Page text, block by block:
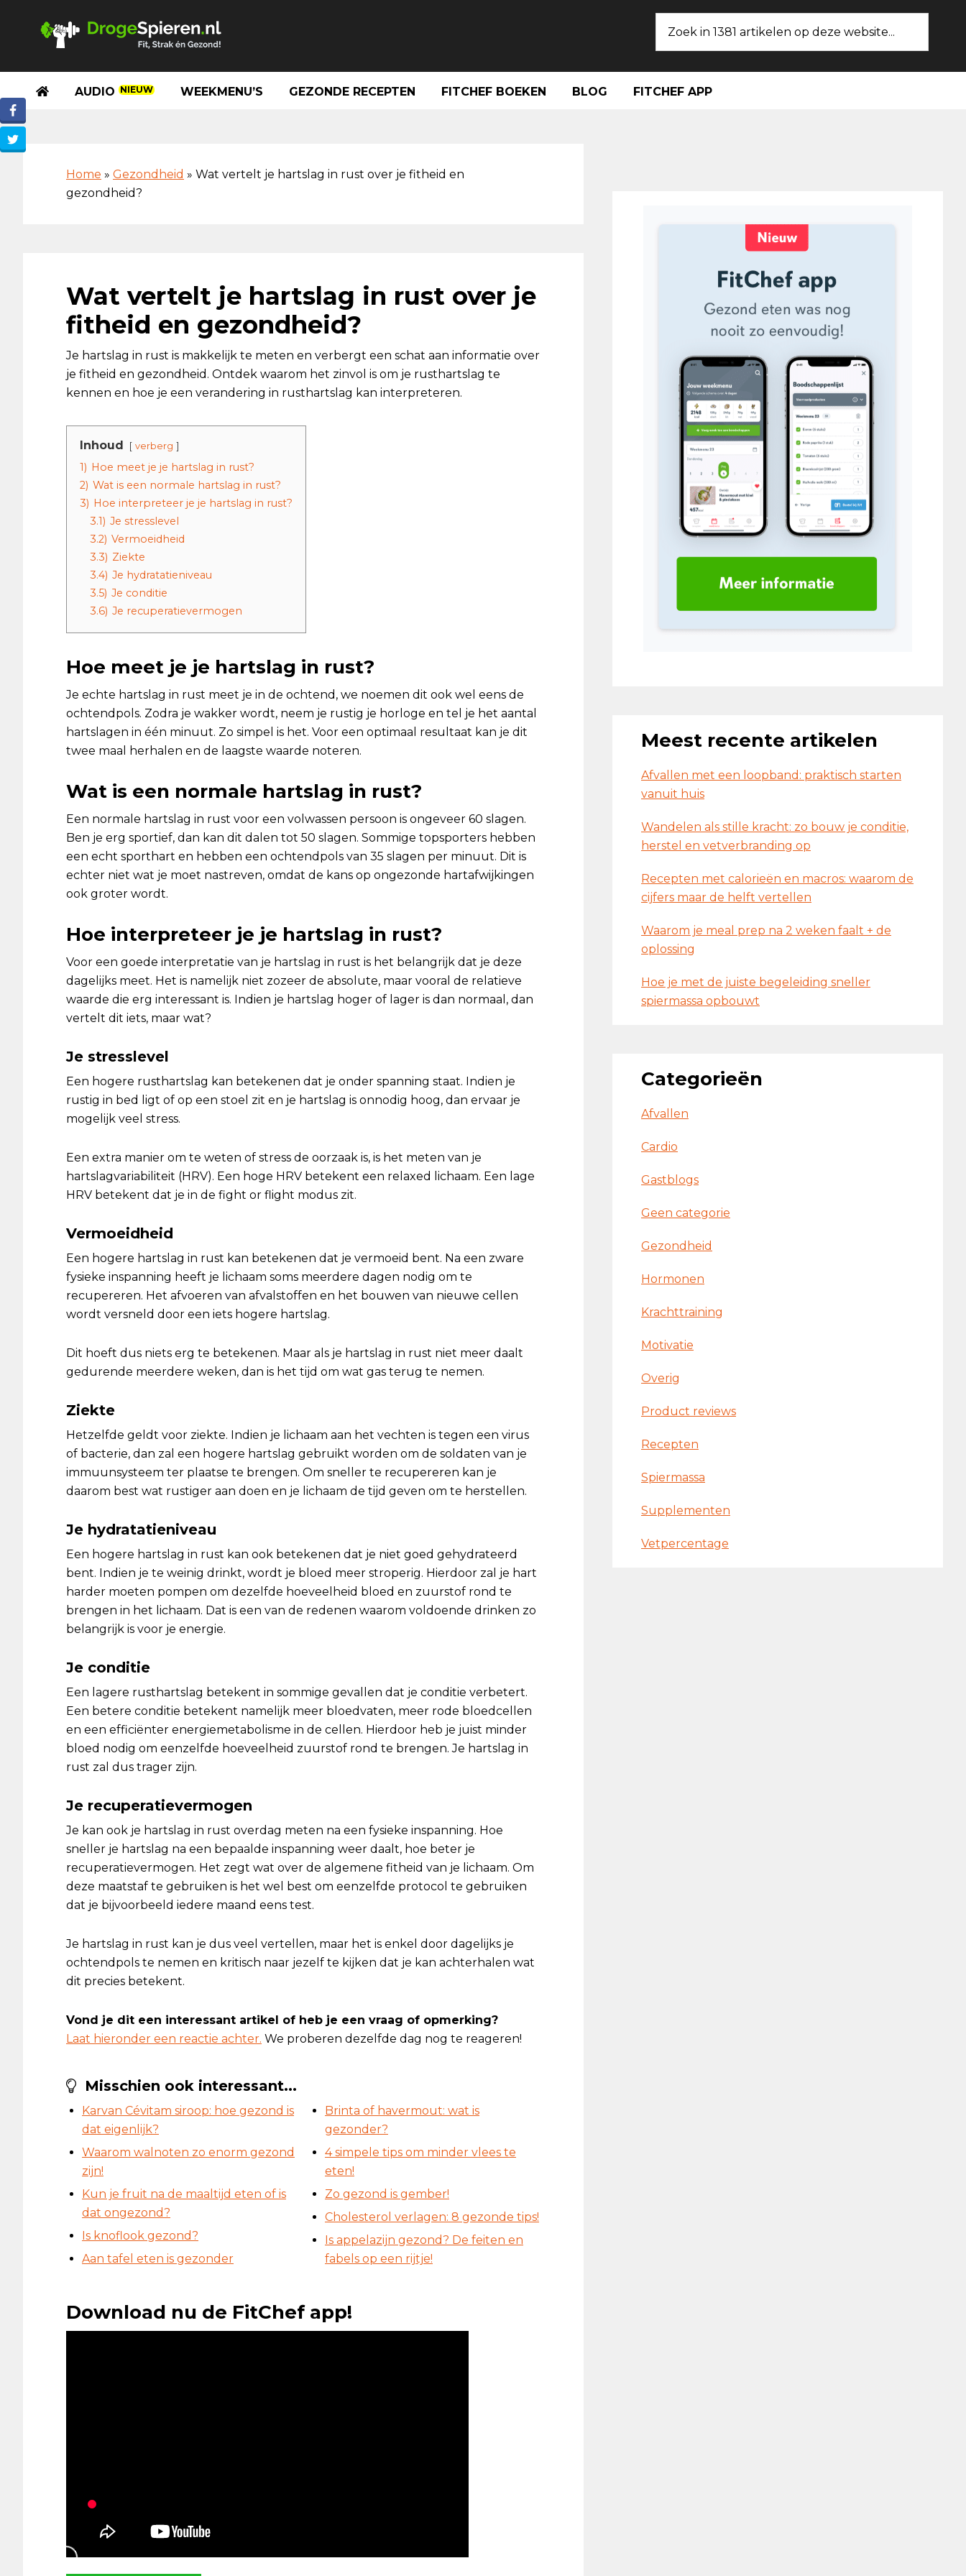
inhoud
sidebar
op
AUDIO NIEUW WEEKMENU’S GEZONDE RECEPTEN FITCHEF BOEKEN BLOG FITCHEF APP
Home » Gezondheid » Wat vertelt je hartslag in rust over je fitheid en
gezondheid?
Wat vertelt je hartslag in rust over je
fitheid en gezondheid?
Je hartslag in rust is makkelijk te meten en verbergt een schat aan informatie over
je fitheid en gezondheid. Ontdek waarom het zinvol is om je rusthartslag te
kennen en hoe je een verandering in rusthartslag kan interpreteren.
Inhoud verberg
1) Hoe meet je je hartslag in rust?
2) Wat is een normale hartslag in rust?
3) Hoe interpreteer je je hartslag in rust?
3.1) Je stresslevel
3.2) Vermoeidheid
3.3) Ziekte
3.4) Je hydratatieniveau
3.5) Je conditie
3.6) Je recuperatievermogen
Hoe meet je je hartslag in rust?
Je echte hartslag in rust meet je in de ochtend, we noemen dit ook wel eens de
ochtendpols. Zodra je wakker wordt, neem je rustig je horloge en tel je het aantal
hartslagen in één minuut. Zo simpel is het. Voor een optimaal resultaat kan je dit
twee maal herhalen en de laagste waarde noteren.
Wat is een normale hartslag in rust?
Een normale hartslag in rust voor een volwassen persoon is ongeveer 60 slagen.
Ben je erg sportief, dan kan dit dalen tot 50 slagen. Sommige topsporters hebben
een echt sporthart en hebben een ochtendpols van 35 slagen per minuut. Dit is
echter niet wat je moet nastreven, omdat de kans op ongezonde hartafwijkingen
ook groter wordt.
Hoe interpreteer je je hartslag in rust?
Voor een goede interpretatie van je hartslag in rust is het belangrijk dat je deze
dagelijks meet. Het is namelijk niet zozeer de absolute, maar vooral de relatieve
waarde die erg interessant is. Indien je hartslag hoger of lager is dan normaal, dan
vertelt dit iets, maar wat?
Je stresslevel
Een hogere rusthartslag kan betekenen dat je onder spanning staat. Indien je
rustig in bed ligt of op een stoel zit en je hartslag is onnodig hoog, dan ervaar je
mogelijk veel stress.
Een extra manier om te weten of stress de oorzaak is, is het meten van je
hartslagvariabiliteit (HRV). Een hoge HRV betekent een relaxed lichaam. Een lage
HRV betekent dat je in de fight or flight modus zit.
Vermoeidheid
Een hogere hartslag in rust kan betekenen dat je vermoeid bent. Na een zware
fysieke inspanning heeft je lichaam soms meerdere dagen nodig om te
recupereren. Het afvoeren van afvalstoffen en het bouwen van nieuwe cellen
wordt versneld door een iets hogere hartslag.
Dit hoeft dus niets erg te betekenen. Maar als je hartslag in rust niet meer daalt
gedurende meerdere weken, dan is het tijd om wat gas terug te nemen.
Ziekte
Hetzelfde geldt voor ziekte. Indien je lichaam aan het vechten is tegen een virus
of bacterie, dan zal een hogere hartslag gebruikt worden om de soldaten van je
immuunsysteem ter plaatse te brengen. Om sneller te recupereren kan je
daarom best wat rustiger aan doen en je lichaam de tijd geven om te herstellen.
Je hydratatieniveau
Een hogere hartslag in rust kan ook betekenen dat je niet goed gehydrateerd
bent. Indien je te weinig drinkt, wordt je bloed meer stroperig. Hierdoor zal je hart
harder moeten pompen om dezelfde hoeveelheid bloed en zuurstof rond te
brengen in het lichaam. Dat is een van de redenen waarom voldoende drinken zo
belangrijk is voor je energie.
Je conditie
Een lagere rusthartslag betekent in sommige gevallen dat je conditie verbetert.
Een betere conditie betekent namelijk meer bloedvaten, meer rode bloedcellen
en een efficiënter energiemetabolisme in de cellen. Hierdoor heb je juist minder
bloed nodig om eenzelfde hoeveelheid zuurstof rond te brengen. Je hartslag in
rust zal dus trager zijn.
Je recuperatievermogen
Je kan ook je hartslag in rust overdag meten na een fysieke inspanning. Hoe
sneller je hartslag na een bepaalde inspanning weer daalt, hoe beter je
recuperatievermogen. Het zegt wat over de algemene fitheid van je lichaam. Om
deze maatstaf te gebruiken is het wel best om eenzelfde protocol te gebruiken
dat je bijvoorbeeld iedere maand eens test.
Je hartslag in rust kan je dus veel vertellen, maar het is enkel door dagelijks je
ochtendpols te nemen en kritisch naar jezelf te kijken dat je kan achterhalen wat
dit precies betekent.
Vond je dit een interessant artikel of heb je een vraag of opmerking?
Laat hieronder een reactie achter. We proberen dezelfde dag nog te reageren!
Misschien ook interessant...
Karvan Cévitam siroop: hoe gezond is
dat eigenlijk?
Waarom walnoten zo enorm gezond
zijn!
Kun je fruit na de maaltijd eten of is
dat ongezond?
Is knoflook gezond?
Aan tafel eten is gezonder
Brinta of havermout: wat is
gezonder?
4 simpele tips om minder vlees te
eten!
Zo gezond is gember!
Cholesterol verlagen: 8 gezonde tips!
Is appelazijn gezond? De feiten en
fabels op een rijtje!
Download nu de FitChef app!
Meest recente artikelen
Afvallen met een loopband: praktisch starten
vanuit huis
Wandelen als stille kracht: zo bouw je conditie,
herstel en vetverbranding op
Recepten met calorieën en macros: waarom de
cijfers maar de helft vertellen
Waarom je meal prep na 2 weken faalt + de
oplossing
Hoe je met de juiste begeleiding sneller
spiermassa opbouwt
Categorieën
Afvallen
Cardio
Gastblogs
Geen categorie
Gezondheid
Hormonen
Krachttraining
Motivatie
Overig
Product reviews
Recepten
Spiermassa
Supplementen
Vetpercentage